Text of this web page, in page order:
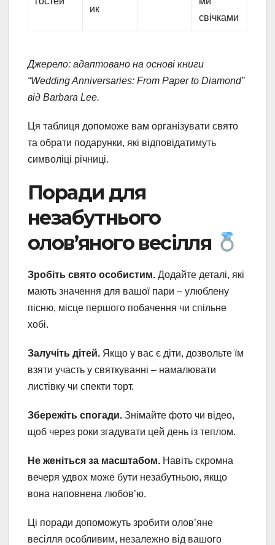
ик
свічками
Джерело: адаптовано на основі книги
“Wedding Anniversaries: From Paper to Diamond”
від Barbara Lee.
Ця таблиця допоможе вам організувати свято
та обрати подарунки, які відповідатимуть
символіці річниці.
Поради для
незабутнього
олов’яного весілля
Зробіть свято особистим. Додайте деталі, які
мають значення для вашої пари – улюблену
пісню, місце першого побачення чи спільне
хобі.
Залучіть дітей. Якщо у вас є діти, дозвольте їм
взяти участь у святкуванні – намалювати
листівку чи спекти торт.
Збережіть спогади. Знімайте фото чи відео,
щоб через роки згадувати цей день із теплом.
Не женіться за масштабом. Навіть скромна
вечеря удвох може бути незабутньою, якщо
вона наповнена любов’ю.
Ці поради допоможуть зробити олов’яне
весілля особливим, незалежно від вашого